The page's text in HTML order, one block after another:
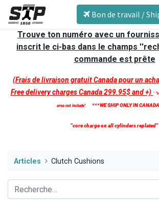
Bon de travail /
Trouve ton numéro avec un
inscrit le ci-bas dans le champs
commande est prête
(Frais de livraison gratuit Canada pour un
Free delivery charges Canada 299.95$ and +) '
area not include'' ***WE SHIP ONLY IN
''core charge on all cylinders replated''
Articles Clutch Cushions